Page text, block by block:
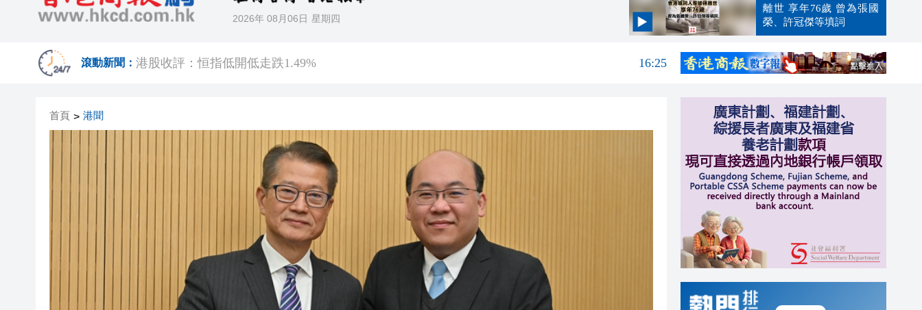
2026年 08月06日 星期四
離世 享年76歲 曾為張國
榮、許冠傑等填詞
滾動新聞：
16:37
港股收評：恒指低開低走跌1.49%
16:25
盧寵茂到訪啟德醫院 了解首階段運作的準備工作和服務安排
有片｜香港的哥：洛杉磯還不如中國二線城市
陳沛良：徵稅安排並非鮮事 香港保險產品仍具競爭力
墨西哥60萬粉絲網紅拍視頻時遭近距離槍殺，墨總統發聲，當地已有至少12名網紅遇害
首頁 > 港聞